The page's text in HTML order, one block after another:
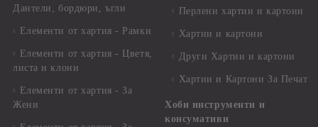
Дантели, бордюри, ъгли
Елементи от хартия - Рамки
Елементи от хартия - Цветя,
листа и клони
Елементи от хартия - За
Жени
Перлени хартии и картони
Хартии и картони
Други Хартии и картони
Хартии и Картони За Печат
Хоби инструменти и
консумативи